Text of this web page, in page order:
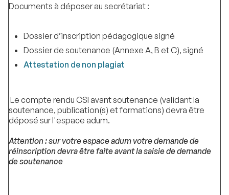
Documents à déposer au secrétariat :
Dossier d’inscription pédagogique signé
Dossier de soutenance (Annexe A, B et C), signé
Attestation de non plagiat
Le compte rendu CSI avant soutenance (validant la
soutenance, publication(s) et formations) devra être
déposé sur l'espace adum.
Attention : sur votre espace adum votre demande de
réinscription devra être faite avant la saisie de demande
de soutenance